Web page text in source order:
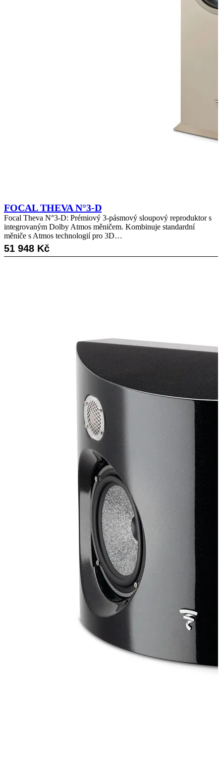
FOCAL THEVA N°3-D
Focal Theva N°3-D: Prémiový 3-pásmový sloupový reproduktor s
integrovaným Dolby Atmos měničem. Kombinuje standardní
měniče s Atmos technologií pro 3D…
51 948 Kč